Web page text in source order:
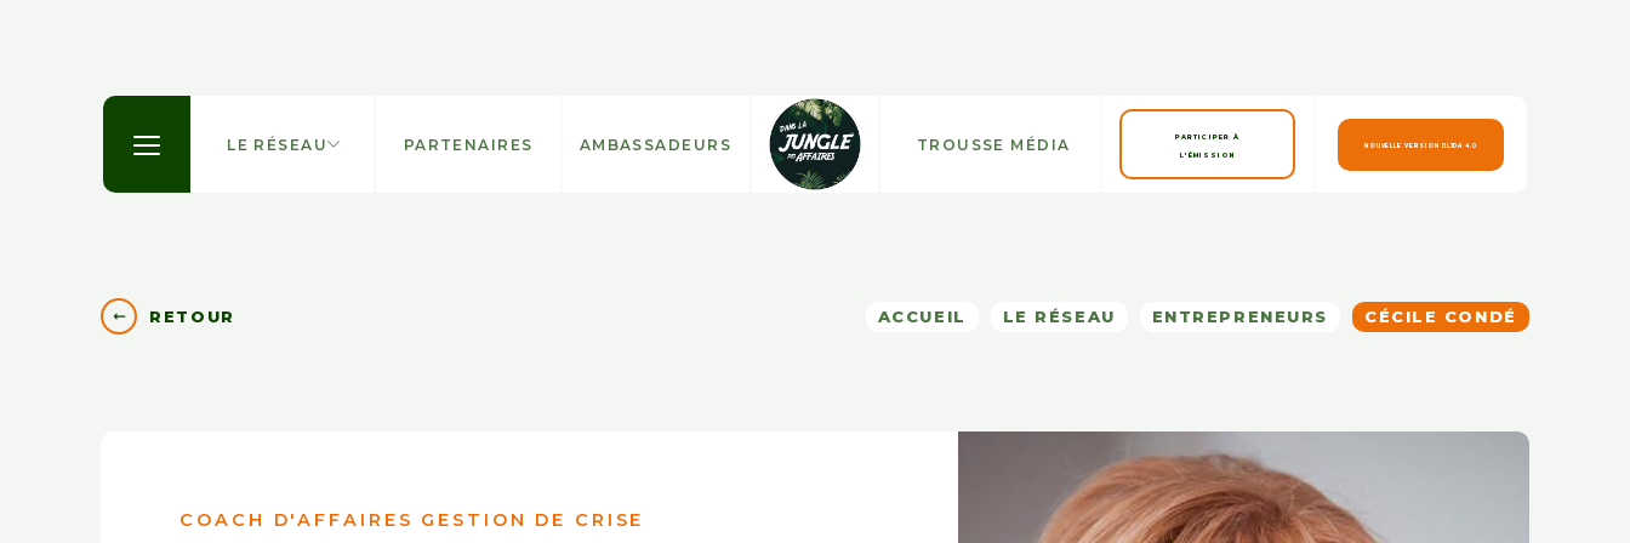
LE RÉSEAU PARTENAIRES AMBASSADEURS TROUSSE MÉDIA PARTICIPER À
L'ÉMISSION
NOUVELLE VERSION DLJDA 4.0
RETOUR ACCUEIL LE RÉSEAU ENTREPRENEURS CÉCILE CONDÉ
COACH D'AFFAIRES GESTION DE CRISE